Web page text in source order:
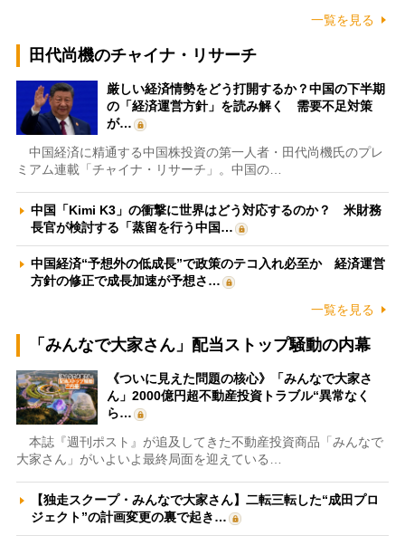
一覧を見る
田代尚機のチャイナ・リサーチ
厳しい経済情勢をどう打開するか？中国の下半期
の「経済運営方針」を読み解く 需要不足対策
が…
中国経済に精通する中国株投資の第一人者・田代尚機氏のプレ
ミアム連載「チャイナ・リサーチ」。中国の…
中国「Kimi K3」の衝撃に世界はどう対応するのか？ 米財務
長官が検討する「蒸留を行う中国…
中国経済“予想外の低成長”で政策のテコ入れ必至か 経済運営
方針の修正で成長加速が予想さ…
一覧を見る
「みんなで大家さん」配当ストップ騒動の内幕
《ついに見えた問題の核心》「みんなで大家さ
ん」2000億円超不動産投資トラブル“異常なく
ら…
本誌『週刊ポスト』が追及してきた不動産投資商品「みんなで
大家さん」がいよいよ最終局面を迎えている…
【独走スクープ・みんなで大家さん】二転三転した“成田プロ
ジェクト”の計画変更の裏で起き…